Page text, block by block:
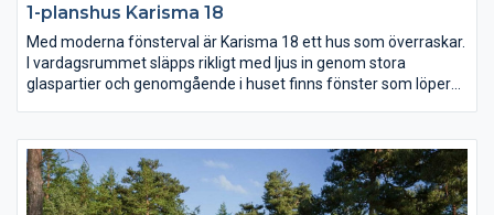
1-planshus Karisma 18
Med moderna fönsterval är Karisma 18 ett hus som överraskar.
I vardagsrummet släpps rikligt med ljus in genom stora
glaspartier och genomgående i huset finns fönster som löper
riktigt lyxigt master bedroom.